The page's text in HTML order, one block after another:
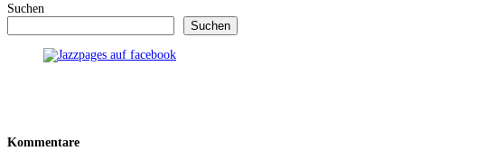
Suchen
Suchen
Kommentare